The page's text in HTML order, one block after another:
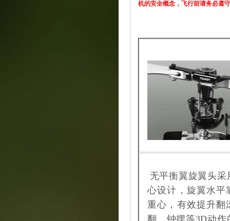
机的安全概念，飞行前请务必遵
无平衡翼旋翼头采
心设计，旋翼水平
重心，有效提升翻